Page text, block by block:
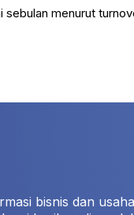
sebulan menurut
bisnis dan